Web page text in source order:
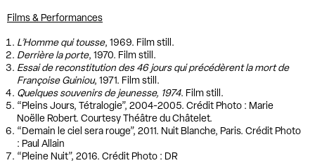
Films & Performances
L’Homme qui tousse, 1969. Film still.
Derrière la porte, 1970. Film still.
Essai de reconstitution des 46 jours qui précédèrent la mort de
Françoise Guiniou, 1971. Film still.
Quelques souvenirs de jeunesse, 1974. Film still.
“Pleins Jours, Tétralogie”, 2004-2005. Crédit Photo : Marie
Noëlle Robert. Courtesy Théâtre du Châtelet.
“Demain le ciel sera rouge”, 2011. Nuit Blanche, Paris. Crédit Photo
: Paul Allain
“Pleine Nuit”, 2016. Crédit Photo : DR